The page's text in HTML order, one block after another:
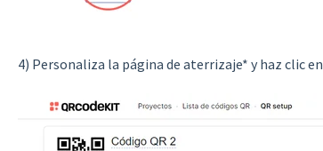
4) Personaliza la página de aterrizaje* y haz clic en